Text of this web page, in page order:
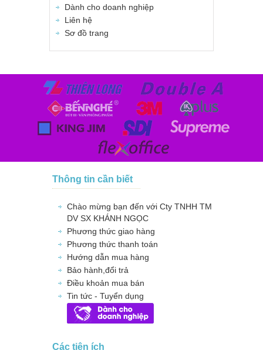
Dành cho doanh nghiệp
Liên hệ
Sơ đồ trang
Thông tin cần biết
Chào mừng bạn đến với Cty TNHH TM
DV SX KHÁNH NGỌC
Phương thức giao hàng
Phương thức thanh toán
Hướng dẫn mua hàng
Bảo hành,đổi trả
Điều khoản mua bán
Tin tức - Tuyển dụng
Các tiện ích